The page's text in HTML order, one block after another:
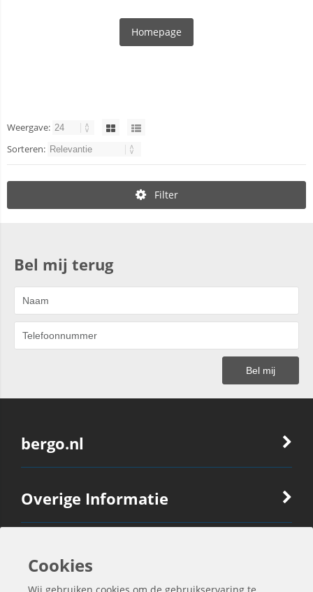
Homepage
Weergave:
Sorteren:
Filter
Bel mij terug
bergo.nl
Overige Informatie
Ook Interessant
Cookies